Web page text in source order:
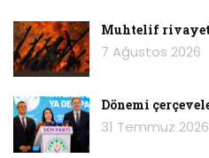
Alibaba Mahallesi’nde
yaşamını yitirenlerin
Oteli’nin bulunduğu
gerçekleştirdi. Otel
dönülmesinin ardından
Muhtelif
7 Ağustos 2026
Dönemi
31 Temmuz 2026